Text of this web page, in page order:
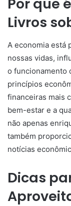
Por que
Livros
A economia está
nossas vidas,
o funcionamento
princípios
financeiras mais
bem-estar e a
não apenas
também
notícias
Dicas